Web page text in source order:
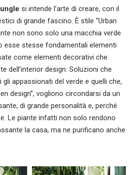
si intende l’arte di creare, con il
di grande fascino. È stile “Urban
non sono solo una macchia verde
esse stesse fondamentali elementi
come elementi decorativi che
dell’interior design. Soluzioni che
appassionati del verde e quelli che,
design”, vogliono circondarsi da un
di grande personalità e, perché
Le piante infatti non solo rendono
la casa, ma ne purificano anche